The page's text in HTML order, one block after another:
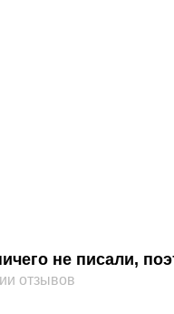
не писали,
отзывов